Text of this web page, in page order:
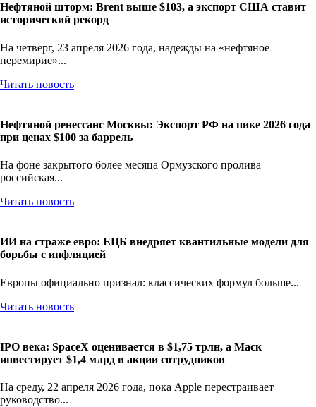
Нефтяной шторм: Brent выше $103, а экспорт США ставит
исторический рекорд
На четверг, 23 апреля 2026 года, надежды на «нефтяное
перемирие»...
Читать новость
Нефтяной ренессанс Москвы: Экспорт РФ на пике 2026 года
при ценах $100 за баррель
На фоне закрытого более месяца Ормузского пролива
российская...
Читать новость
ИИ на страже евро: ЕЦБ внедряет квантильные модели для
борьбы с инфляцией
Европы официально признал: классических формул больше...
Читать новость
IPO века: SpaceX оценивается в $1,75 трлн, а Маск
инвестирует $1,4 млрд в акции сотрудников
На среду, 22 апреля 2026 года, пока Apple перестраивает
руководство...